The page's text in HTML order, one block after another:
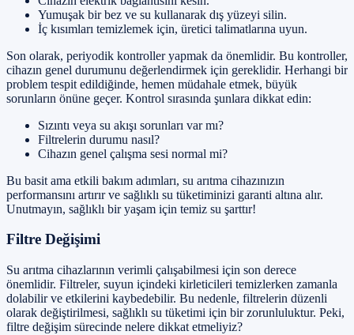
Yumuşak bir bez ve su kullanarak dış yüzeyi silin.
İç kısımları temizlemek için, üretici talimatlarına uyun.
Son olarak, periyodik kontroller yapmak da önemlidir. Bu kontroller,
cihazın genel durumunu değerlendirmek için gereklidir. Herhangi bir
problem tespit edildiğinde, hemen müdahale etmek, büyük
sorunların önüne geçer. Kontrol sırasında şunlara dikkat edin:
Sızıntı veya su akışı sorunları var mı?
Filtrelerin durumu nasıl?
Cihazın genel çalışma sesi normal mi?
Bu basit ama etkili bakım adımları, su arıtma cihazınızın
performansını artırır ve sağlıklı su tüketiminizi garanti altına alır.
Unutmayın, sağlıklı bir yaşam için temiz su şarttır!
Filtre Değişimi
Su arıtma cihazlarının verimli çalışabilmesi için son derece
önemlidir. Filtreler, suyun içindeki kirleticileri temizlerken zamanla
dolabilir ve etkilerini kaybedebilir. Bu nedenle, filtrelerin düzenli
olarak değiştirilmesi, sağlıklı su tüketimi için bir zorunluluktur. Peki,
filtre değişim sürecinde nelere dikkat etmeliyiz?